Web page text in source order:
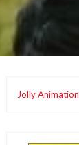
Jolly Animation